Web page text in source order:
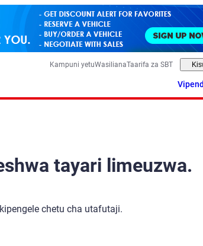
Kampuni yetuWasilianaTaarifa za SBT
tayari limeuzwa.
chetu cha utafutaji.